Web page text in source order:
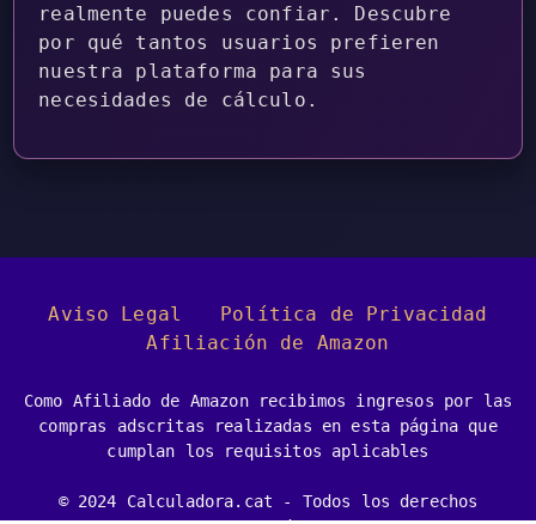
realmente puedes confiar. Descubre
por qué tantos usuarios prefieren
nuestra plataforma para sus
necesidades de cálculo.
Aviso Legal
Política de Privacidad
Afiliación de Amazon
Como Afiliado de Amazon recibimos ingresos por las
compras adscritas realizadas en esta página que
cumplan los requisitos aplicables
© 2024 Calculadora.cat - Todos los derechos